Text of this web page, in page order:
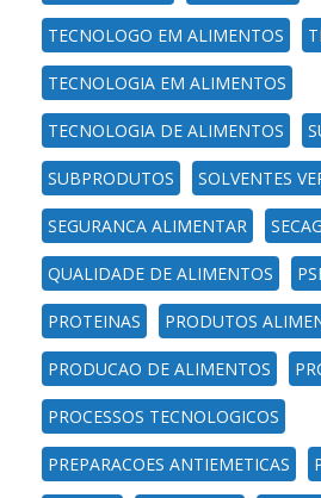
TECNOLOGO EM ALIMENTOS
TECNOLOGIA EM ALIMENTOS
TECNOLOGIA DE ALIMENTOS
SUBPRODUTOS SOLVENTES
SEGURANCA ALIMENTAR
QUALIDADE DE ALIMENTOS
PROTEINAS PRODUTOS
PRODUCAO DE ALIMENTOS
PROCESSOS TECNOLOGICOS
PREPARACOES ANTIEMETICAS